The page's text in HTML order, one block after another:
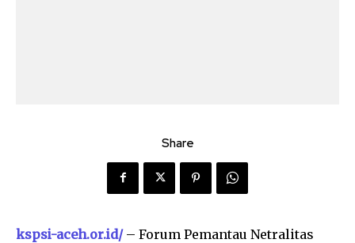
Share
kspsi-aceh.or.id/– Forum Pemantau Netralitas